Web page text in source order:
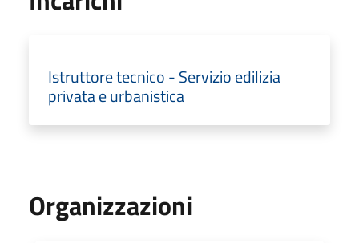
Istruttore tecnico - Servizio edilizia
privata e urbanistica
Organizzazioni